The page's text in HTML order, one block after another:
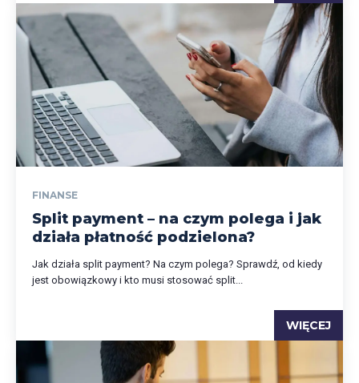
FINANSE
Split payment – na czym polega i jak
działa płatność podzielona?
Jak działa split payment? Na czym polega? Sprawdź, od kiedy
jest obowiązkowy i kto musi stosować split...
WIĘCEJ